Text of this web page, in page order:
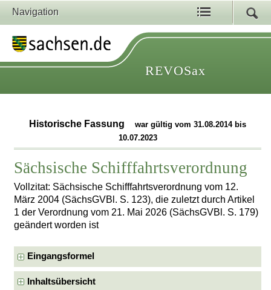
Navigation
REVOSax
Historische Fassung
war gültig vom 31.08.2014 bis
10.07.2023
Sächsische Schifffahrtsverordnung
Vollzitat: Sächsische Schifffahrtsverordnung vom 12.
März 2004 (SächsGVBl. S. 123), die zuletzt durch Artikel
1 der Verordnung vom 21. Mai 2026 (SächsGVBl. S. 179)
geändert worden ist
Eingangsformel
Inhaltsübersicht